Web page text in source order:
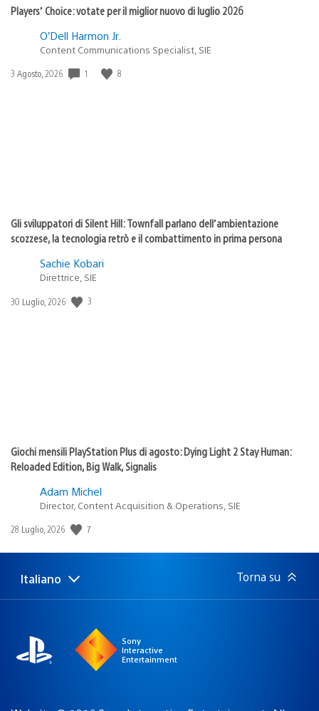
Players’ Choice: votate per il miglior nuovo di luglio 2026
O’Dell Harmon Jr.
Content Communications Specialist, SIE
Data
3 Agosto, 2026 1 8
Gli sviluppatori di Silent Hill: Townfall parlano dell’ambientazione
scozzese, la tecnologia retrò e il combattimento in prima persona
Sachie Kobari
Direttrice, SIE
Data
30 Luglio, 2026 3
Giochi mensili PlayStation Plus di agosto: Dying Light 2 Stay Human:
Reloaded Edition, Big Walk, Signalis
Adam Michel
Director, Content Acquisition & Operations, SIE
Data
pubblicazione:
28 Luglio, 2026 7
Seleziona
Regione
Italiano Torna su
Sony
Interactive
Entertainment